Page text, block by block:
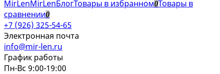
MirLenMirLenБлогТовары в избранном0Товары в
сравнении0
+7 (926) 325-54-65
Электронная почта
info@mir-len.ru
График работы
Пн-Вс 9:00-19:00